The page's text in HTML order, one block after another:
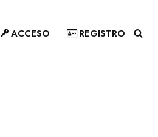
ACCESO REGISTRO